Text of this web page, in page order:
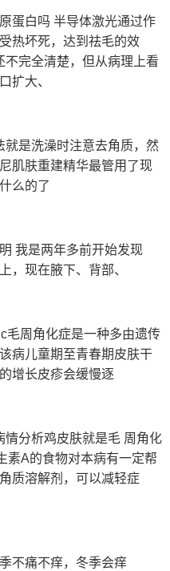
蛋白吗 半导体激光通过作
热坏死，达到祛毛的效
不完全清楚，但从病理上看
扩大、
就是洗澡时注意去角质，然
肌肤重建精华最管用了现
么的了
我是两年多前开始发现
，现在腋下、背部、
毛周角化症是一种多由遗传
病儿童期至青春期皮肤干
增长皮疹会缓慢逐
分析鸡皮肤就是毛 周角化
素A的食物对本病有一定帮
质溶解剂，可以减轻症
不痛不痒，冬季会痒